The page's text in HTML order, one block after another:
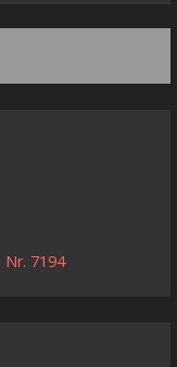
Nr. 7194